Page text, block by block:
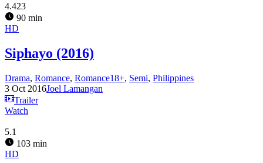
4.423
90 min
HD
Siphayo (2016)
Drama, Romance, Romance18+, Semi, Philippines
3 Oct 2016Joel Lamangan
Trailer
Watch
5.1
103 min
HD